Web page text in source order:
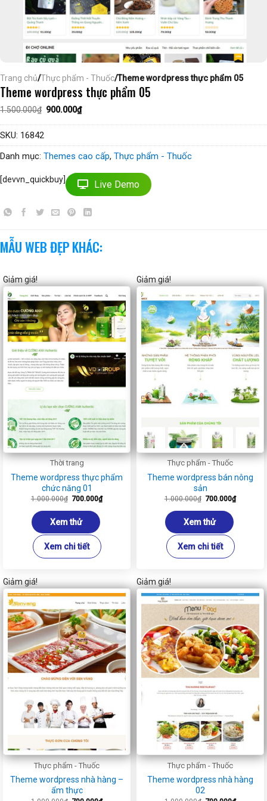
Trang chủ/Thực phẩm - Thuốc/Theme wordpress thực phẩm 05
Theme wordpress thực phẩm 05
1.500.000₫ Giá
là:
900.000₫Giá
hiện
tại
SKU: 16842
Danh mục: Themes cao cấp, Thực phẩm - Thuốc
[devvn_quickbuy] Live Demo
MẪU WEB ĐẸP KHÁC:
Giảm giá!
Thời trang
Theme wordpress thực phẩm
chức năng 01
1.000.000₫ Giá
là:
1.000.000₫.
700.000₫Giá
hiện
Xem thử
Xem chi tiết
Giảm giá!
Thực phẩm - Thuốc
Theme wordpress bán nông
sản
1.000.000₫ Giá
là:
1.000.000₫.
700.000₫Giá
hiện
Xem thử
Xem chi tiết
Giảm giá!
Thực phẩm - Thuốc
Theme wordpress nhà hàng –
ẩm thực
Giảm giá!
Thực phẩm - Thuốc
Theme wordpress nhà hàng
02